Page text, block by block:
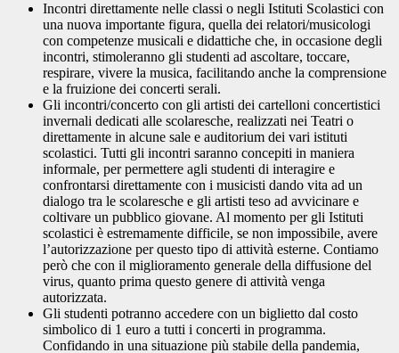
Incontri direttamente nelle classi o negli Istituti Scolastici con
una nuova importante figura, quella dei relatori/musicologi
con competenze musicali e didattiche che, in occasione degli
incontri, stimoleranno gli studenti ad ascoltare, toccare,
respirare, vivere la musica, facilitando anche la comprensione
e la fruizione dei concerti serali.
Gli incontri/concerto con gli artisti dei cartelloni concertistici
invernali dedicati alle scolaresche, realizzati nei Teatri o
direttamente in alcune sale e auditorium dei vari istituti
scolastici. Tutti gli incontri saranno concepiti in maniera
informale, per permettere agli studenti di interagire e
confrontarsi direttamente con i musicisti dando vita ad un
dialogo tra le scolaresche e gli artisti teso ad avvicinare e
coltivare un pubblico giovane. Al momento per gli Istituti
scolastici è estremamente difficile, se non impossibile, avere
l’autorizzazione per questo tipo di attività esterne. Contiamo
però che con il miglioramento generale della diffusione del
virus, quanto prima questo genere di attività venga
autorizzata.
Gli studenti potranno accedere con un biglietto dal costo
simbolico di 1 euro a tutti i concerti in programma.
Confidando in una situazione più stabile della pandemia,